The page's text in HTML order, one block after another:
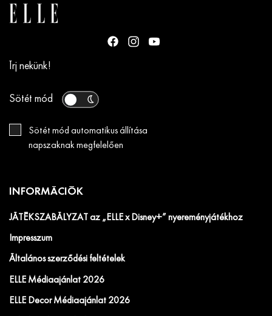
Írj nekünk!
Sötét mód
Sötét mód automatikus állítása
napszaknak megfelelően
INFORMÁCIÓK
JÁTÉKSZABÁLYZAT az „ELLE x Disney+” nyereményjátékhoz
Impresszum
Általános szerződési feltételek
ELLE Médiaajánlat 2026
ELLE Decor Médiaajánlat 2026